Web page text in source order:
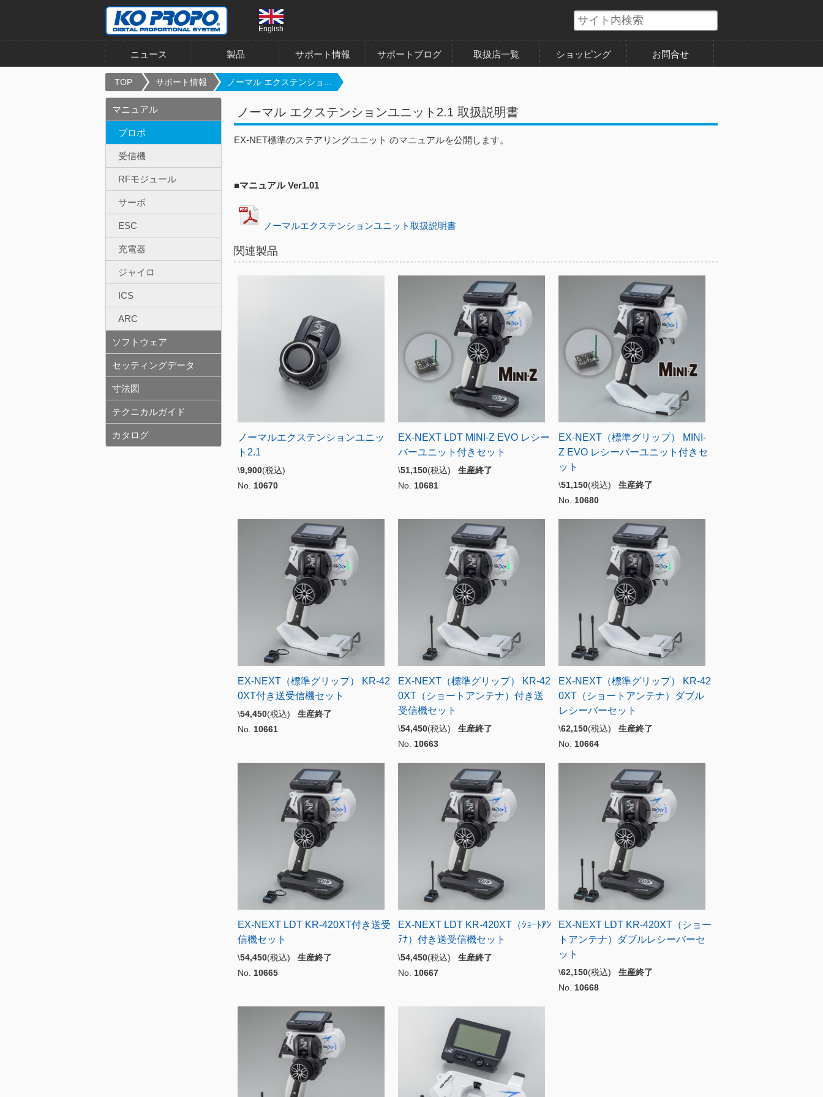
English
ニュース 製品 サポート情報 サポートブログ 取扱店一覧 ショッピング お問合せ
TOP サポート情報 ノーマル エクステンショ...
ノーマル エクステンションユニット2.1 取扱説明書
EX-NET標準のステアリングユニット のマニュアルを公開します。
■マニュアル Ver1.01
ノーマルエクステンションユニット取扱説明書
関連製品
ノーマルエクステンションユニッ
ト2.1
\9,900(税込)
No. 10670
EX-NEXT LDT MINI-Z EVO レシー
バーユニット付きセット
\51,150(税込) 生産終了
No. 10681
EX-NEXT（標準グリップ） MINI-
Z EVO レシーバーユニット付きセ
ット
\51,150(税込) 生産終了
No. 10680
EX-NEXT（標準グリップ） KR-42
0XT付き送受信機セット
\54,450(税込) 生産終了
No. 10661
EX-NEXT（標準グリップ） KR-42
0XT（ショートアンテナ）付き送
受信機セット
\54,450(税込) 生産終了
No. 10663
EX-NEXT（標準グリップ） KR-42
0XT（ショートアンテナ）ダブル
レシーバーセット
\62,150(税込) 生産終了
No. 10664
EX-NEXT LDT KR-420XT付き送受
信機セット
\54,450(税込) 生産終了
No. 10665
EX-NEXT LDT KR-420XT（ｼｮｰﾄｱﾝ
ﾃﾅ）付き送受信機セット
\54,450(税込) 生産終了
No. 10667
EX-NEXT LDT KR-420XT（ショー
トアンテナ）ダブルレシーバーセ
ット
\62,150(税込) 生産終了
No. 10668
マニュアル
プロポ
受信機
RFモジュール
サーボ
ESC
充電器
ジャイロ
ICS
ARC
ソフトウェア
セッティングデータ
寸法図
テクニカルガイド
カタログ